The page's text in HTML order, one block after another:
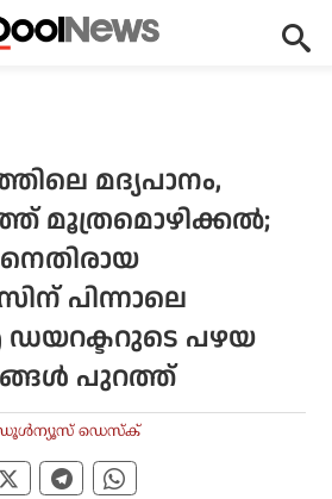
മദ്യപാനം,
മൂത്രമൊഴിക്കല്‍;
പിന്നാലെ
പഴയ
പുറത്ത്
ഡെസ്‌ക്